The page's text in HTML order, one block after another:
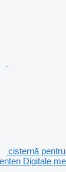
cisternă
Digitale